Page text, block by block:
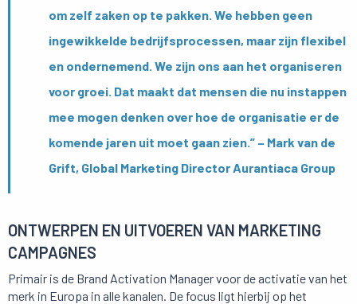
om zelf zaken op te pakken. We hebben geen
ingewikkelde bedrijfsprocessen, maar zijn flexibel
en ondernemend. We zijn ons aan het organiseren
voor groei. Dat maakt dat mensen die nu instappen
mee mogen denken over hoe de organisatie er de
komende jaren uit moet gaan zien.” – Mark van de
Grift, Global Marketing Director Aurantiaca Group
ONTWERPEN EN UITVOEREN VAN MARKETING
CAMPAGNES
Primair is de Brand Activation Manager voor de activatie van het
merk in Europa in alle kanalen. De focus ligt hierbij op het